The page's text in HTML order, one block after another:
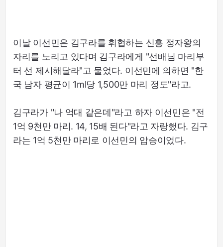
이날 이선민은 김구라를 휘협하는 신흥 정자왕의
자리를 노리고 있다며 김구라에게 "선배님 마리부
터 선 제시해달라"고 물었다. 이선민에 의하면 "한
국 남자 평균이 1ml당 1,500만 마리 정도"라고.
김구라가 "나 억대 같은데"라고 하자 이선민은 "전
1억 9천만 마리. 14, 15배 된다"라고 자랑했다. 김구
라는 1억 5천만 마리로 이선민의 압승이었다.